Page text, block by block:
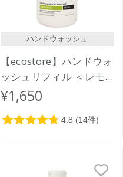
ハンドウォッシュ
【ecostore】ハンドウォ
ッシュリフィル ＜レモ
ングラス＆ライムリーフ
＞850mL
¥1,650